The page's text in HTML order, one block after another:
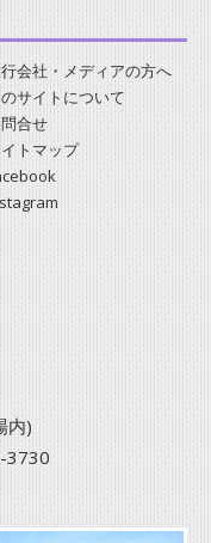
会社・メディアの方へ
サイトについて
合せ
トマップ
内)
3730